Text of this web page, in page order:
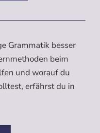
Grammatik besser
beim
und worauf du
erfährst du in